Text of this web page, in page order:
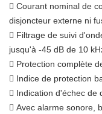
 Courant nominal de
disjoncteur externe ni
 Filtrage de suivi
jusqu'à -45 dB de 10
 Protection complète
 Indice de protection
 Indication d'échec de
 Avec alarme sonore,